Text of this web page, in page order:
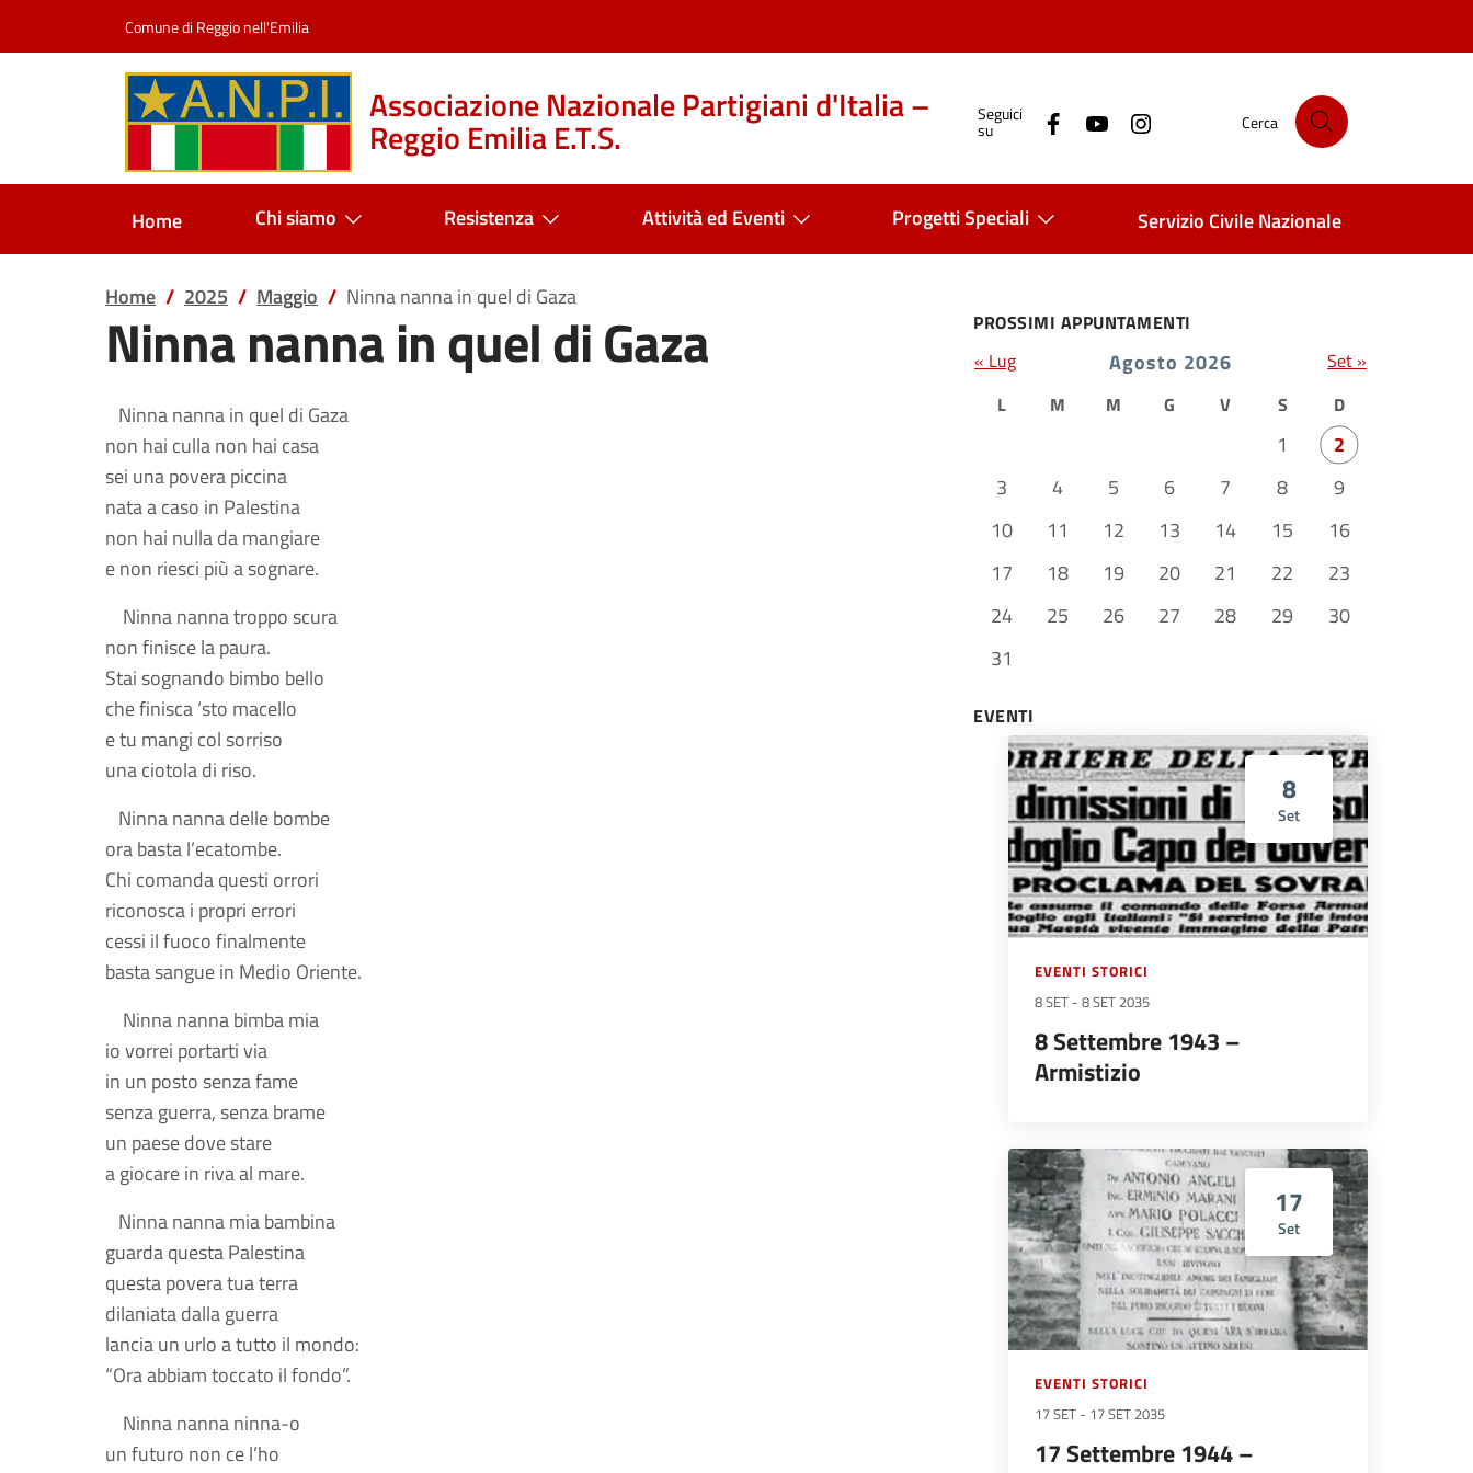
Comune di Reggio nell'Emilia
Associazione Nazionale Partigiani d'Italia –
Reggio Emilia E.T.S.
Seguici
su Cerca
Home Chi siamo Resistenza Attività ed Eventi Progetti Speciali Servizio Civile Nazionale
Home 2025 Maggio Ninna nanna in quel di Gaza
Ninna nanna in quel di Gaza
Ninna nanna in quel di Gaza
non hai culla non hai casa
sei una povera piccina
nata a caso in Palestina
non hai nulla da mangiare
e non riesci più a sognare.
Ninna nanna troppo scura
non finisce la paura.
Stai sognando bimbo bello
che finisca ‘sto macello
e tu mangi col sorriso
una ciotola di riso.
Ninna nanna delle bombe
ora basta l’ecatombe.
Chi comanda questi orrori
riconosca i propri errori
cessi il fuoco finalmente
basta sangue in Medio Oriente.
Ninna nanna bimba mia
io vorrei portarti via
in un posto senza fame
senza guerra, senza brame
un paese dove stare
a giocare in riva al mare.
Ninna nanna mia bambina
guarda questa Palestina
questa povera tua terra
dilaniata dalla guerra
lancia un urlo a tutto il mondo:
“Ora abbiam toccato il fondo”.
Ninna nanna ninna-o
un futuro non ce l’ho
PROSSIMI APPUNTAMENTI
Agosto 2026
L M M G V S D
1
2
3
4 5 6 7 8
9
10
11 12 13 14 15
16
17
18 19 20 21 22
23
24
25 26 27 28 29
30
31
« Lug Set »
EVENTI
8
Set
EVENTI STORICI
8 SET - 8 SET 2035
8 Settembre 1943 –
Armistizio
17
Set
EVENTI STORICI
17 SET - 17 SET 2035
17 Settembre 1944 –